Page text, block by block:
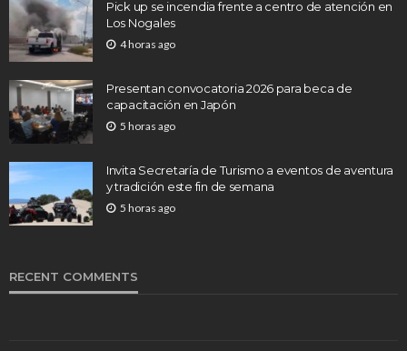
Pick up se incendia frente a centro de atención en
Los Nogales
4 horas ago
Presentan convocatoria 2026 para beca de
capacitación en Japón
5 horas ago
Invita Secretaría de Turismo a eventos de aventura
y tradición este fin de semana
5 horas ago
RECENT COMMENTS